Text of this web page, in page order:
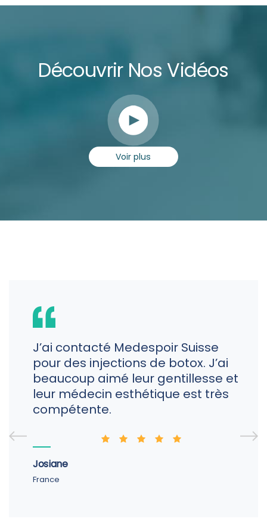
Découvrir Nos Vidéos
Voir plus
J’ai contacté Medespoir Suisse
pour des injections de botox. J’ai
beaucoup aimé leur gentillesse et
leur médecin esthétique est très
compétente.
Josiane
France